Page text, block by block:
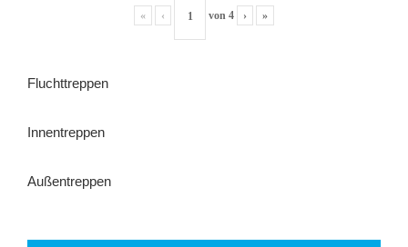
« ‹ von 4 › »
Fluchttreppen
Innentreppen
Außentreppen